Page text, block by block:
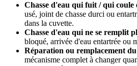
Chasse d'eau qui fuit / qui coule
usé, joint de chasse durci ou
dans la cuvette.
Chasse d'eau qui ne se remplit
bloqué, arrivée d'eau entartrée ou
Réparation ou remplacement du
mécanisme complet à changer